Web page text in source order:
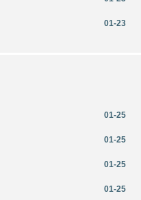
01-23
01-25
01-25
01-25
01-25